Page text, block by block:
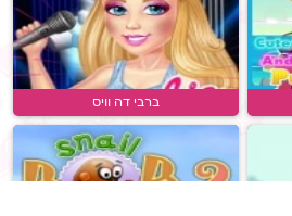
ברבי דה וויס